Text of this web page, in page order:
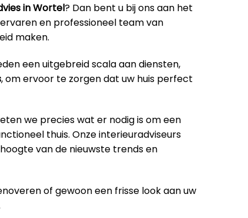
in Wortel? Dan bent u bij ons aan het
ervaren en professioneel team van
maken.
een uitgebreid scala aan diensten,
, om ervoor te zorgen dat uw huis perfect
we precies wat er nodig is om een
thuis. Onze interieuradviseurs
van de nieuwste trends en
of gewoon een frisse look aan uw